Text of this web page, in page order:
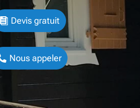
Devis gratuit
Nous appeler